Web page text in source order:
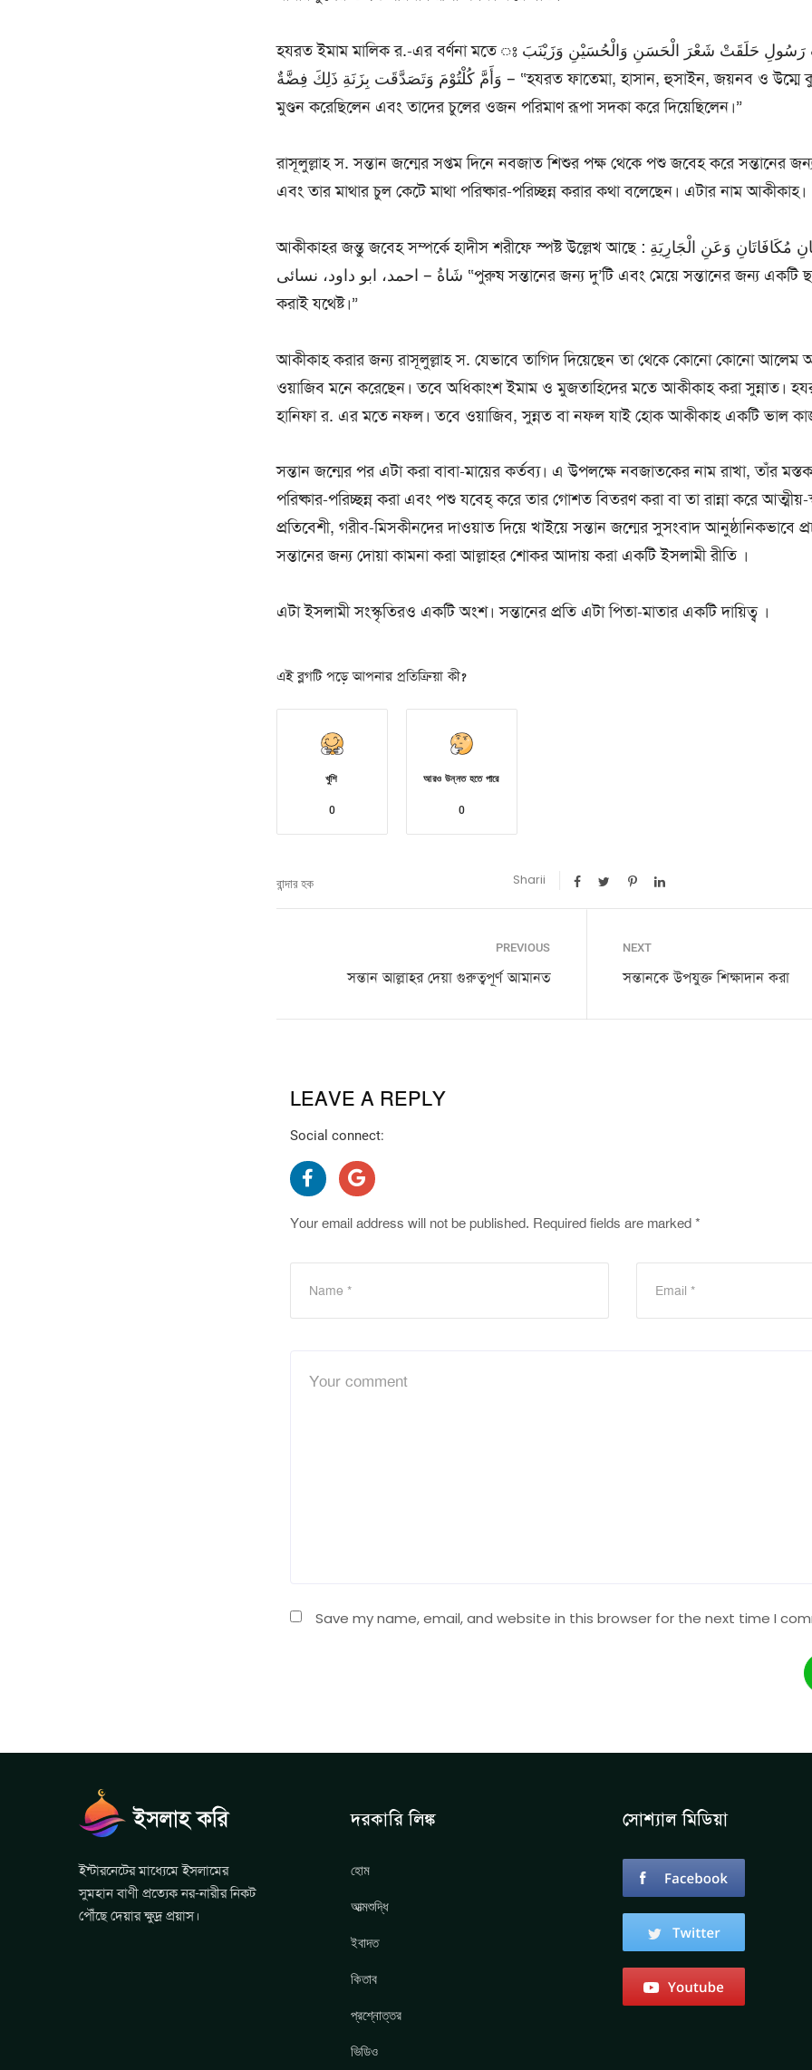
হযরত ইমাম মালিক র.-এর বর্ণনা মতে ঃ اِنْ فَاطِمَةَ بِنْتَ رَسُولِ حَلَقَتْ شَعْرَ الْحَسَنِ وَالْحُسَيْنِ وَزَيْنَبَ
وَأَمَّ كُلْتُوْمَ وَتَصَدَّقَت بِزَنَةِ ذَلِكَ فِضَّةٌ – “হযরত ফাতেমা, হাসান, হুসাইন, জয়নব ও উম্মে কুলসুমের মাথা
মুণ্ডন করেছিলেন এবং তাদের চুলের ওজন পরিমাণ রূপা সদকা করে দিয়েছিলেন।”
রাসূলুল্লাহ স. সন্তান জন্মের সপ্তম দিনে নবজাত শিশুর পক্ষ থেকে পশু জবেহ করে সন্তানের
এবং তার মাথার চুল কেটে মাথা পরিষ্কার-পরিচ্ছন্ন করার কথা বলেছেন। এটার নাম আকীকাহ।
আকীকাহর জন্তু জবেহ সম্পর্কে হাদীস শরীফে স্পষ্ট উল্লেখ আছে : عَنِ الْغُلَامِ شَاتَانِ مُكَافَاتَانِ وَعَنِ الْجَارِيَةِ
شَاةُ – احمد، ابو داود، نسائی “পুরুষ সন্তানের জন্য দু’টি এবং মেয়ে সন্তানের জন্য একটি ছাগল জবেহ
করাই যথেষ্ট।”
আকীকাহ করার জন্য রাসূলুল্লাহ স. যেভাবে তাগিদ দিয়েছেন তা থেকে কোনো কোনো আলেম
ওয়াজিব মনে করেছেন। তবে অধিকাংশ ইমাম ও মুজতাহিদের মতে আকীকাহ করা সুন্নাত।
হানিফা র. এর মতে নফল। তবে ওয়াজিব, সুন্নত বা নফল যাই হোক আকীকাহ একটি ভাল
সন্তান জন্মের পর এটা করা বাবা-মায়ের কর্তব্য। এ উপলক্ষে নবজাতকের নাম রাখা, তাঁর
পরিষ্কার-পরিচ্ছন্ন করা এবং পশু যবেহ্ করে তার গোশত বিতরণ করা বা তা রান্না করে
প্রতিবেশী, গরীব-মিসকীনদের দাওয়াত দিয়ে খাইয়ে সন্তান জন্মের সুসংবাদ আনুষ্ঠানিকভাবে
সন্তানের জন্য দোয়া কামনা করা আল্লাহর শোকর আদায় করা একটি ইসলামী রীতি ।
এটা ইসলামী সংস্কৃতিরও একটি অংশ। সন্তানের প্রতি এটা পিতা-মাতার একটি দায়িত্ব ।
এই ব্লগটি পড়ে আপনার প্রতিক্রিয়া কী?
খুশি
0
আরও উন্নত হতে পারে
0
বান্দার হক Sharii
PREVIOUS
সন্তান আল্লাহর দেয়া গুরুত্বপূর্ণ আমানত
NEXT
সন্তানকে উপযুক্ত শিক্ষাদান করা
LEAVE A REPLY
Social connect:
Your email address will not be published. Required fields are marked *
Save my name, email, and website in this browser for the next time I
ইন্টারনেটের মাধ্যেমে ইসলামের
সুমহান বাণী প্রত্যেক নর-নারীর নিকট
পৌঁছে দেয়ার ক্ষুদ্র প্রয়াস।
দরকারি লিঙ্ক
হোম
আত্মশুদ্ধি
ইবাদত
কিতাব
প্রশ্নোত্তর
ভিডিও
সোশ্যাল মিডিয়া